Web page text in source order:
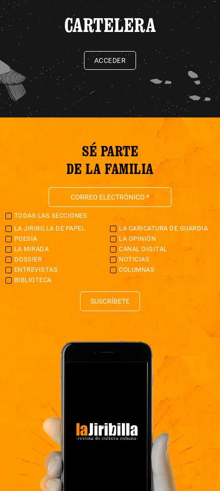
CARTELERA
ACCEDER
SÉ PARTE
DE LA FAMILIA
TODAS LAS SECCIONES
LA JIRIBILLA DE PAPEL
LA CARICATURA DE GUARDIA
POESÍA
LA OPINIÓN
LA MIRADA
CANAL DIGITAL
DOSSIER
NOTICIAS
ENTREVISTAS
COLUMNAS
BIBLIOTECA
SUSCRÍBETE